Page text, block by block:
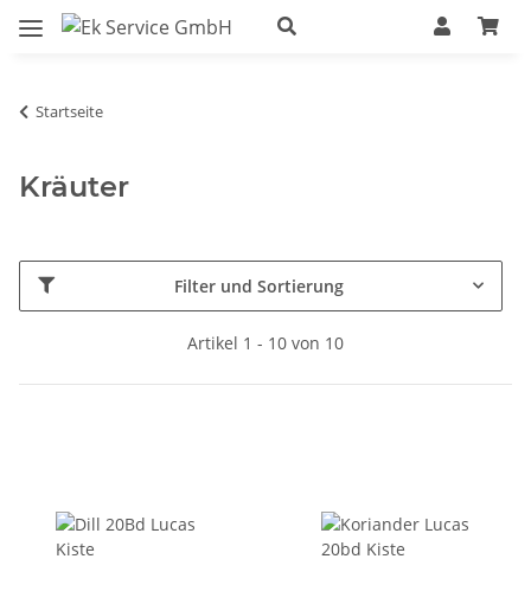
Startseite
Kräuter
Filter und Sortierung
Artikel 1 - 10 von 10